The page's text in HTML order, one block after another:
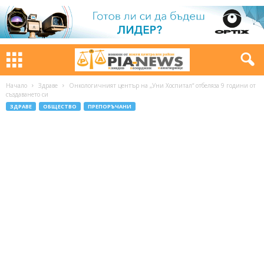
Начало Здраве
Онкологичният център на „Уни Хоспитал“ отбеляза 9 години от
създаването си
ЗДРАВЕ ОБЩЕСТВО ПРЕПОРЪЧАНИ